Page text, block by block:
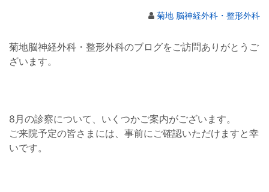
菊地 脳神経外科・整形外科
菊地脳神経外科・整形外科のブログをご訪問ありがとうご
ざいます。
8月の診察について、いくつかご案内がございます。
ご来院予定の皆さまには、事前にご確認いただけますと幸
いです。